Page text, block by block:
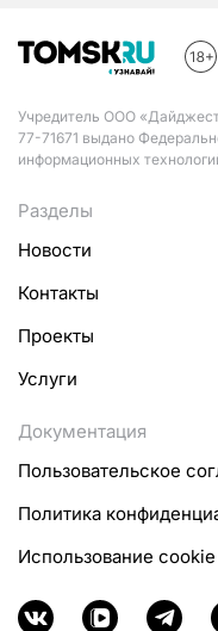
Учредитель ООО
77-71671 выдано
информационных
Разделы
Новости
Контакты
Проекты
Услуги
Документация
Пользовательское
Политика
Использование cookie